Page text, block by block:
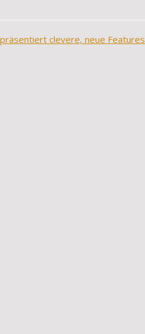
clevere, neue Features